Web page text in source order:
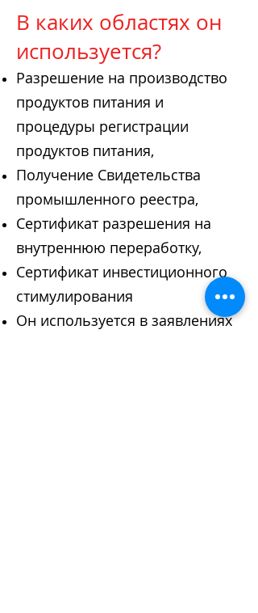
В каких областях он
используется?
Разрешение на производство
продуктов питания и
процедуры регистрации
продуктов питания,
Получение Свидетельства
промышленного реестра,
Сертификат разрешения на
внутреннюю переработку,
Сертификат инвестиционного
стимулирования
Он используется в заявлениях